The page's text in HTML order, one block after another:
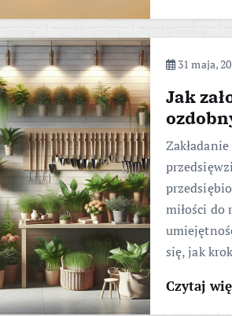
31 maja,
Jak
miłości
się, jak
Czytaj